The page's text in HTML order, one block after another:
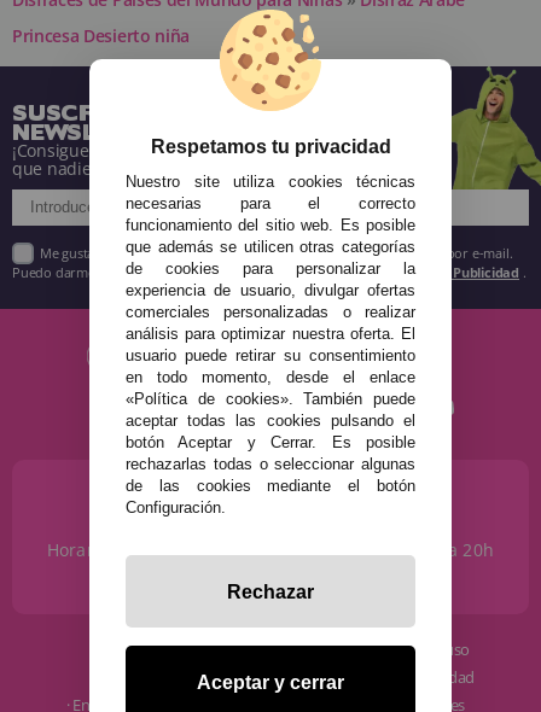
Princesa Desierto niña
SUSCRÍBETE A NUESTRA
NEWSLETTER
¡Consigue descuentos y entérate de todo antes
que nadie!
Me gustaría recibir descuentos exclusivos, novedades y tendencias por e-mail.
Puedo darme de baja cuando quiera según lo recogido en la Política de Publicidad .
¿NECESITAS AYUDA?
Horario de Lunes a Sábados de 10 a 14h y de 17 a 20h
info@disfracestuyyo.com
· Quiénes somos
· Envíos y Devoluciones
· Condiciones de uso
· Política de privacidad
· Política de cookies
Respetamos tu privacidad
Nuestro site utiliza cookies técnicas
necesarias para el correcto
funcionamiento del sitio web. Es posible
que además se utilicen otras categorías
de cookies para personalizar la
experiencia de usuario, divulgar ofertas
comerciales personalizadas o realizar
análisis para optimizar nuestra oferta. El
usuario puede retirar su consentimiento
en todo momento, desde el enlace
«Política de cookies». También puede
aceptar todas las cookies pulsando el
botón Aceptar y Cerrar. Es posible
rechazarlas todas o seleccionar algunas
de las cookies mediante el botón
Configuración.
Rechazar
Aceptar y cerrar